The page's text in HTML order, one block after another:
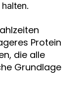
Protein
die alle
Grundlage